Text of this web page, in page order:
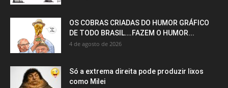
OS COBRAS CRIADAS DO HUMOR GRÁFICO
DE TODO BRASIL….FAZEM O HUMOR...
4 de agosto de 2026
Só a extrema direita pode produzir lixos
como Milei